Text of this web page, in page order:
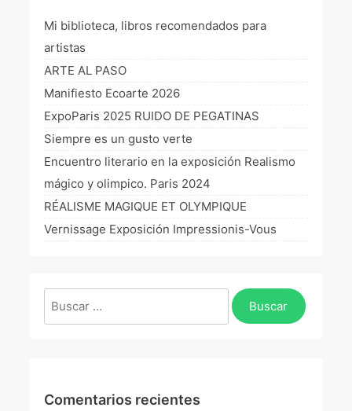
Mi biblioteca, libros recomendados para
artistas
ARTE AL PASO
Manifiesto Ecoarte 2026
ExpoParis 2025 RUIDO DE PEGATINAS
Siempre es un gusto verte
Encuentro literario en la exposición Realismo
mágico y olimpico. Paris 2024
RÉALISME MAGIQUE ET OLYMPIQUE
Vernissage Exposición Impressionis-Vous
Buscar:
Comentarios recientes